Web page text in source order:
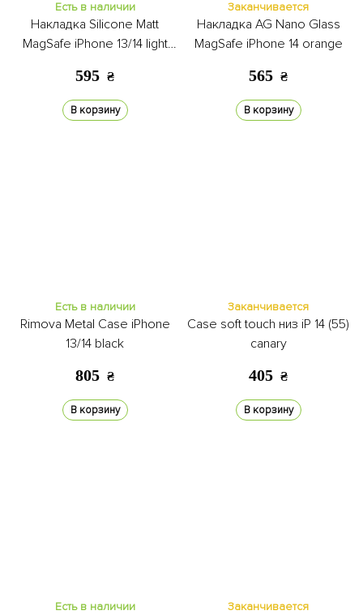
Есть в наличии
Накладка Silicone Matt
MagSafe iPhone 13/14 light
595 ₴
В корзину
Заканчивается
Накладка AG Nano Glass
MagSafe iPhone 14 orange
565 ₴
В корзину
Есть в наличии
Rimova Metal Case iPhone
13/14 black
805 ₴
В корзину
Заканчивается
Case soft touch низ iP 14 (55)
canary
405 ₴
В корзину
Есть в наличии Заканчивается